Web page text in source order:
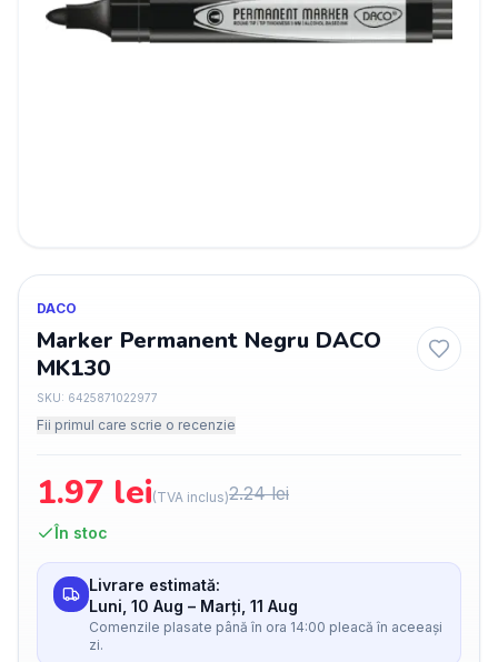
DACO
Marker Permanent Negru DACO
MK130
SKU: 6425871022977
Fii primul care scrie o recenzie
1.97 lei(TVA inclus)2.24lei
În stoc
Livrare estimată:
Luni, 10 Aug – Marți, 11 Aug
Comenzile plasate până în ora 14:00 pleacă în aceeași
zi.